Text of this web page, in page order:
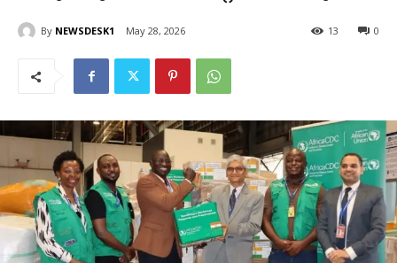
By NEWSDESK1 May 28, 2026 0
13